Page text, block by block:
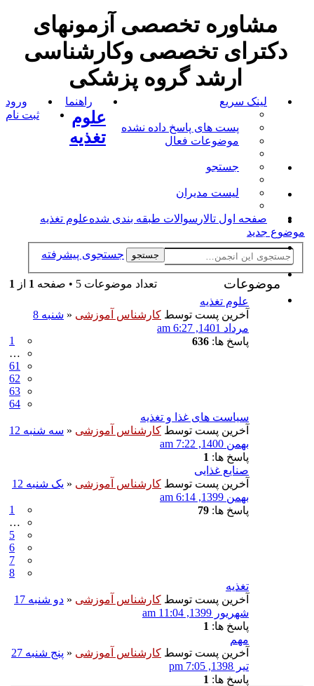
مشاوره تخصصی آزمونهای
دکترای تخصصی وکارشناسی
ارشد گروه پزشکی
لینک سریع
پست های پاسخ داده نشده
موضوعات فعال
جستجو
لیست مدیران
راهنما
ورود
ثبت نام
صفحه اول تالار سوالات طبقه بندی شدهعلوم تغذیه
علوم
تغذیه
موضوع جدید
جستجو جستجوی پیشرفته
تعداد موضوعات 5 • صفحه 1 از 1 موضوعات
علوم تغذیه
آخرین پست توسط کارشناس آموزشی «
شنبه 8
مرداد 1401, 6:27 am
پاسخ ها: 636
1
…
61
62
63
64
سیاست های غذا و تغذیه
آخرین پست توسط کارشناس آموزشی «
سه شنبه 12
بهمن 1400, 7:22 am
پاسخ ها: 1
صنایع غذایی
آخرین پست توسط کارشناس آموزشی «
یک شنبه 12
بهمن 1399, 6:14 am
پاسخ ها: 79
1
…
5
6
7
8
تغذیه
آخرین پست توسط کارشناس آموزشی «
دو شنبه 17
شهریور 1399, 11:04 am
پاسخ ها: 1
مهم
آخرین پست توسط کارشناس آموزشی «
پنج شنبه 27
تیر 1398, 7:05 pm
پاسخ ها: 1